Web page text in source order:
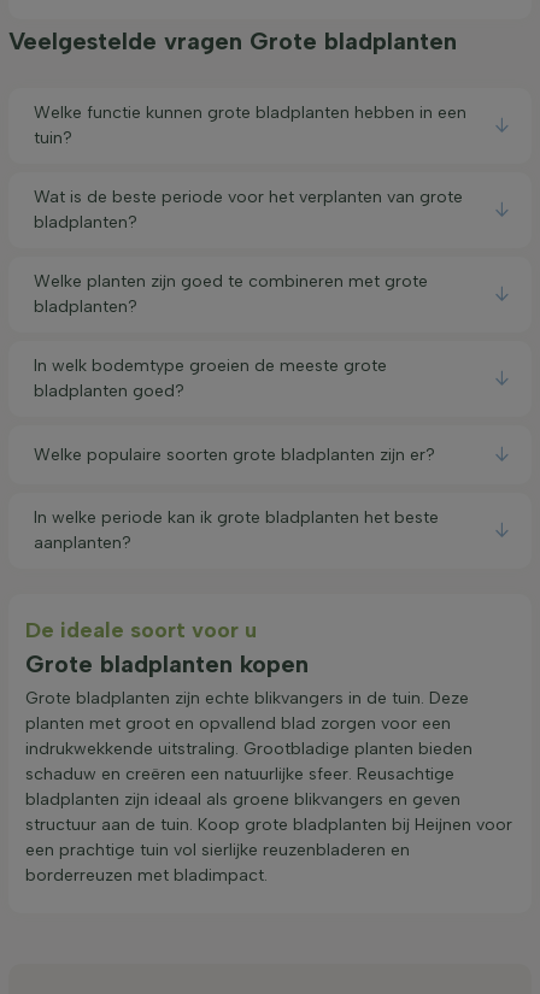
Veelgestelde vragen Grote bladplanten
Welke functie kunnen grote bladplanten hebben in een
tuin?
Wat is de beste periode voor het verplanten van grote
bladplanten?
Welke planten zijn goed te combineren met grote
bladplanten?
In welk bodemtype groeien de meeste grote
bladplanten goed?
Welke populaire soorten grote bladplanten zijn er?
In welke periode kan ik grote bladplanten het beste
aanplanten?
De ideale soort voor u
Grote bladplanten kopen
Grote bladplanten zijn echte blikvangers in de tuin. Deze
planten met groot en opvallend blad zorgen voor een
indrukwekkende uitstraling. Grootbladige planten bieden
schaduw en creëren een natuurlijke sfeer. Reusachtige
bladplanten zijn ideaal als groene blikvangers en geven
structuur aan de tuin. Koop grote bladplanten bij Heijnen voor
een prachtige tuin vol sierlijke reuzenbladeren en
borderreuzen met bladimpact.